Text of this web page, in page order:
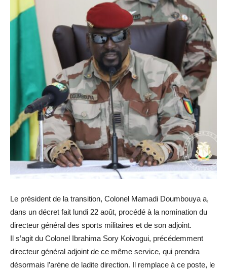
Le président de la transition, Colonel Mamadi Doumbouya a,
dans un décret fait lundi 22 août, procédé à la nomination du
directeur général des sports militaires et de son adjoint.
Il s’agit du Colonel Ibrahima Sory Koivogui, précédemment
directeur général adjoint de ce même service, qui prendra
désormais l’arène de ladite direction. Il remplace à ce poste, le